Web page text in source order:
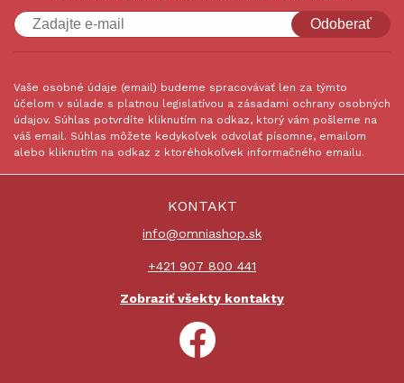
Odoberať
Vaše osobné údaje (email) budeme spracovávať len za týmto
účelom v súlade s platnou legislatívou a zásadami ochrany osobných
údajov. Súhlas potvrdíte kliknutím na odkaz, ktorý vám pošleme na
váš email. Súhlas môžete kedykoľvek odvolať písomne, emailom
alebo kliknutím na odkaz z ktoréhokoľvek informačného emailu.
KONTAKT
info@omniashop.sk
+421 907 800 441
Zobraziť všekty kontakty